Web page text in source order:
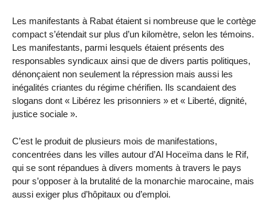
Les manifestants à Rabat étaient si nombreuse que le cortège
compact s’étendait sur plus d’un kilomètre, selon les témoins.
Les manifestants, parmi lesquels étaient présents des
responsables syndicaux ainsi que de divers partis politiques,
dénonçaient non seulement la répression mais aussi les
inégalités criantes du régime chérifien. Ils scandaient des
slogans dont « Libérez les prisonniers » et « Liberté, dignité,
justice sociale ».
C’est le produit de plusieurs mois de manifestations,
concentrées dans les villes autour d’Al Hoceïma dans le Rif,
qui se sont répandues à divers moments à travers le pays
pour s’opposer à la brutalité de la monarchie marocaine, mais
aussi exiger plus d’hôpitaux ou d’emploi.